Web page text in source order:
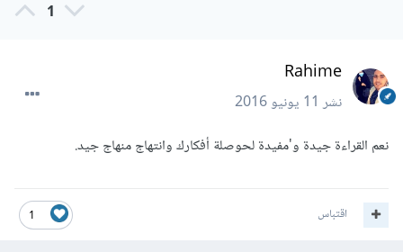
1
Rahime
نشر11 يونيو 2016
نعم القراءة جيدة و'مفيدة لحوصلة أفكارك وانتهاج منهاج جيد.
1 اقتباس